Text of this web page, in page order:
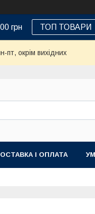
грн ТОП ТОВАРИ
пт, окрім вихідних
І ОПЛАТА